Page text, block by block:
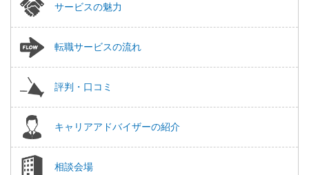
サービスの魅力
転職サービスの流れ
評判・口コミ
キャリアアドバイザーの紹介
相談会場